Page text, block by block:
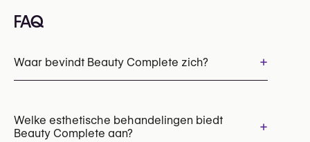
FAQ
Waar bevindt Beauty Complete zich? +
Welke esthetische behandelingen biedt
Beauty Complete aan?
+